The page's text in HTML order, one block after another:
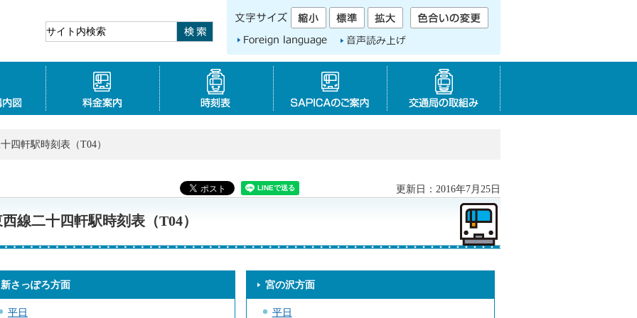
Foreign language 音声読み上げ
路線図・構内図 料金案内 時刻表 SAPICAのご案内
四軒駅時刻表（T04）
更新日：2016年7月25日
線二十四軒駅時刻表（T04）
新さっぽろ方面
平日
宮の沢方面
平日